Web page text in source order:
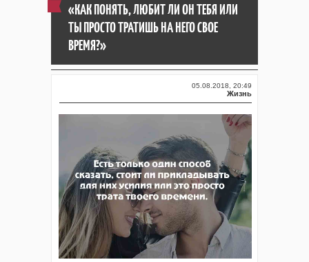
«КАК ПОНЯТЬ, ЛЮБИТ ЛИ ОН ТЕБЯ ИЛИ
ТЫ ПРОСТО ТРАТИШЬ НА НЕГО СВОЕ
ВРЕМЯ?»
05.08.2018, 20:49
Жизнь